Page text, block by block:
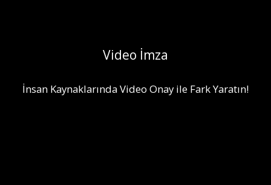
Video İmza
İnsan Kaynaklarında Video Onay ile Fark Yaratın!